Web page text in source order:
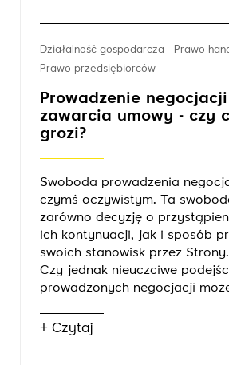
Działalność gospodarcza
Prawo
Prawo przedsiębiorców
Prowadzenie
zawarcia umowy - czy
grozi?
Swoboda prowadzenia
czymś oczywistym. Ta
zarówno decyzję o
ich kontynuacji, jak i sposób
swoich stanowisk przez Strony.
Czy jednak nieuczciwe
prowadzonych negocjacji
+ Czytaj